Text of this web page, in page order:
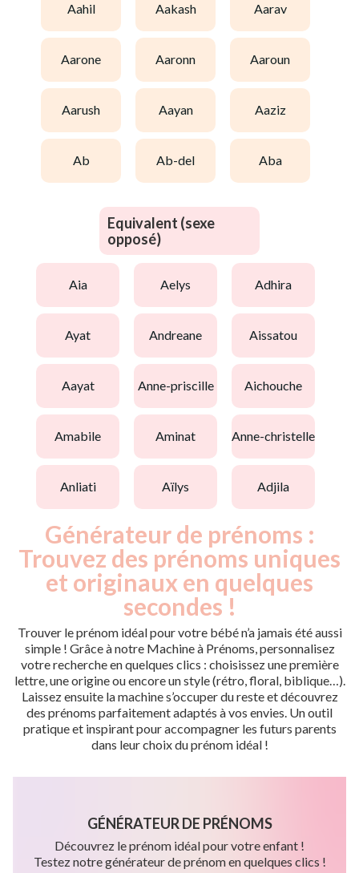
aahil aakash aarav
aarone aaronn aaroun
aarush aayan aaziz
ab ab-del aba
Equivalent (sexe
opposé)
aia aelys adhira
ayat andreane aissatou
aayat anne-priscille aichouche
amabile aminat anne-christelle
anliati aïlys adjila
Générateur de prénoms :
Trouvez des prénoms uniques
et originaux en quelques
secondes !
Trouver le prénom idéal pour votre bébé n’a jamais été aussi
simple ! Grâce à notre Machine à Prénoms, personnalisez
votre recherche en quelques clics : choisissez une première
lettre, une origine ou encore un style (rétro, floral, biblique…).
Laissez ensuite la machine s’occuper du reste et découvrez
des prénoms parfaitement adaptés à vos envies. Un outil
pratique et inspirant pour accompagner les futurs parents
dans leur choix du prénom idéal !
GÉNÉRATEUR DE PRÉNOMS
Découvrez le prénom idéal pour votre enfant !
Testez notre générateur de prénom en quelques clics !